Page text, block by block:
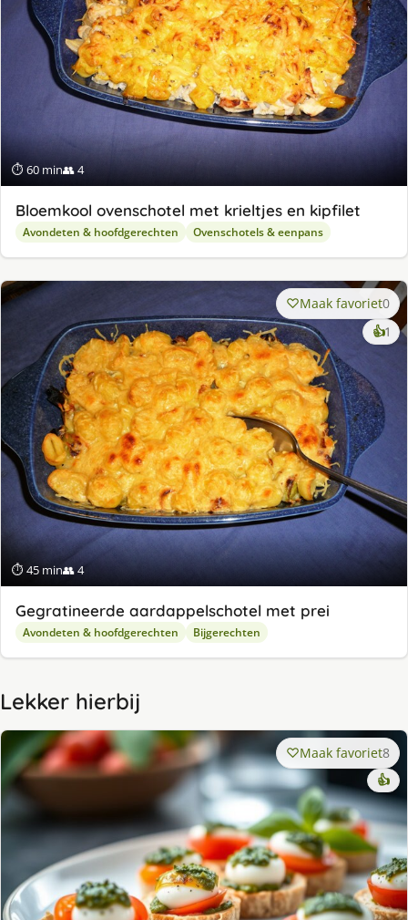
⏱ 60 min👥 4
Bloemkool ovenschotel met krieltjes en kipfilet
Avondeten & hoofdgerechten Ovenschotels & eenpans
⏱ 45 min👥 4
Maak favoriet0
👍1
Gegratineerde aardappelschotel met prei
Avondeten & hoofdgerechten Bijgerechten
Lekker hierbij
Maak favoriet8
👍